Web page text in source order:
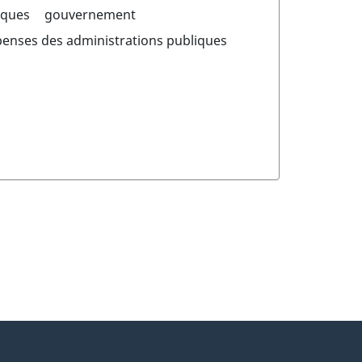
gouvernement
des administrations publiques